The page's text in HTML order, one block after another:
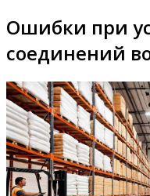
Ошибки при
соединений